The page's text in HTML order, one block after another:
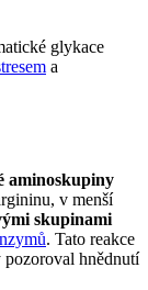
glykace
a
aminoskupiny
v menší
skupinami
. Tato reakce
hnědnutí